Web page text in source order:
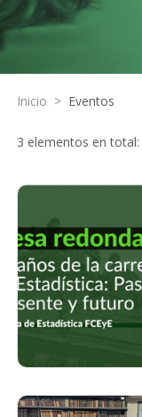
Inicio > Eventos
3 elementos en total: